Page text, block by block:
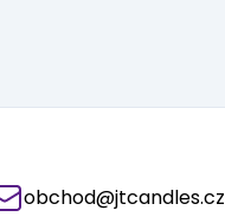
obchod@jtcandles.cz